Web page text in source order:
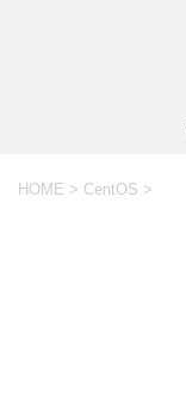
HOME > CentOS >